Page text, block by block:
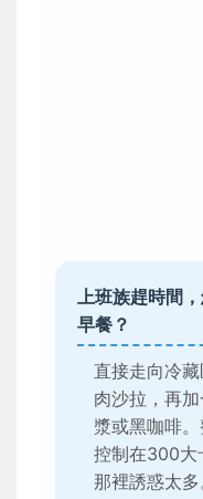
上班族趕時間
早餐？
直接走向冷
肉沙拉，再
漿或黑咖啡
控制在300大
那裡誘惑太多